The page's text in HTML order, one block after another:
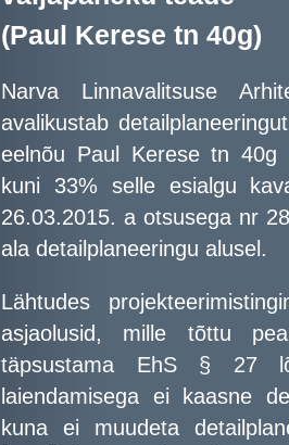
(Paul Kerese tn 40g)
Narva Linnavalitsuse
avalikustab
eelnõu Paul Kerese tn 40g
kuni 33% selle esialgu
26.03.2015. a otsusega nr
ala detailplaneeringu alusel.
Lähtudes
asjaolusid, mille tõttu
täpsustama EhS § 27
laiendamisega ei kaasne
kuna ei muudeta